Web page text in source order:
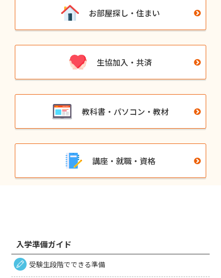
お部屋探し・住まい
生協加入・共済
教科書・パソコン・教材
講座・就職・資格
入学準備ガイド
受験生段階でできる準備